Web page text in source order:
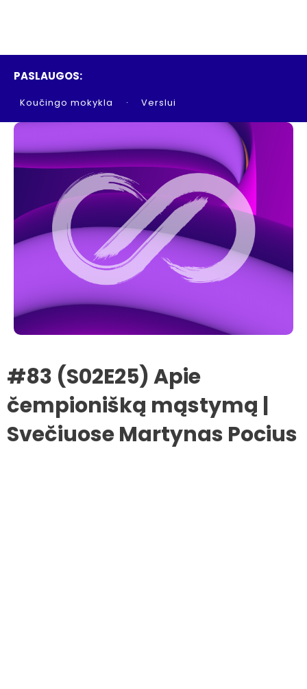
PASLAUGOS:
Koučingo mokykla Verslui
#83 (S02E25) Apie
čempionišką mąstymą |
Svečiuose Martynas Pocius